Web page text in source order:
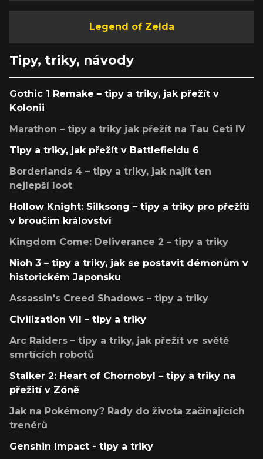
Legend of Zelda
Tipy, triky, návody
Gothic 1 Remake – tipy a triky, jak přežít v
Kolonii
Marathon – tipy a triky jak přežít na Tau Ceti IV
Tipy a triky, jak přežít v Battlefieldu 6
Borderlands 4 – tipy a triky, jak najít ten
nejlepší loot
Hollow Knight: Silksong – tipy a triky pro přežití
v broučím království
Kingdom Come: Deliverance 2 – tipy a triky
Nioh 3 – tipy a triky, jak se postavit démonům v
historickém Japonsku
Assassin's Creed Shadows – tipy a triky
Civilization VII – tipy a triky
Arc Raiders – tipy a triky, jak přežít ve světě
smrtících robotů
Stalker 2: Heart of Chornobyl – tipy a triky na
přežití v Zóně
Jak na Pokémony? Rady do života začínajících
trenérů
Genshin Impact - tipy a triky